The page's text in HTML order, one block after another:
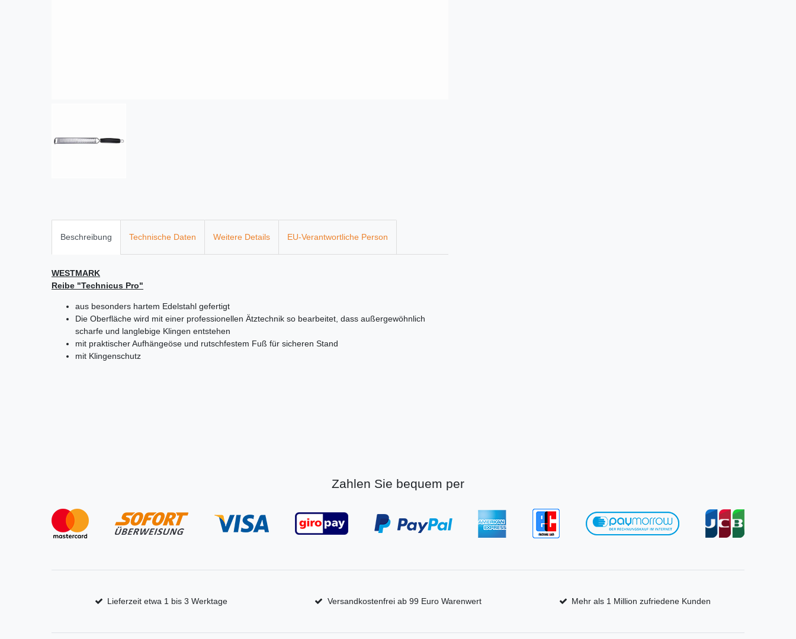
Beschreibung Technische Daten Weitere Details EU-Verantwortliche Person
WESTMARK
Reibe "Technicus Pro"
aus besonders hartem Edelstahl gefertigt
Die Oberfläche wird mit einer professionellen Ätztechnik so bearbeitet, dass außergewöhnlich
scharfe und langlebige Klingen entstehen
mit praktischer Aufhängeöse und rutschfestem Fuß für sicheren Stand
mit Klingenschutz
Zahlen Sie bequem per
Lieferzeit etwa 1 bis 3 Werktage Versandkostenfrei ab 99 Euro Warenwert Mehr als 1 Million zufriedene Kunden